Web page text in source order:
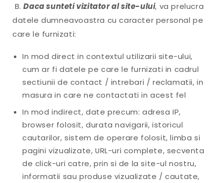
B.Daca sunteti vizitator al site-ului, va prelucra
datele dumneavoastra cu caracter personal pe
care le furnizati:
In mod direct in contextul utilizarii site-ului,
cum ar fi datele pe care le furnizati in cadrul
sectiunii de contact / intrebari / reclamatii, in
masura in care ne contactati in acest fel
In mod indirect, date precum: adresa IP,
browser folosit, durata navigarii, istoricul
cautarilor, sistem de operare folosit, limba si
pagini vizualizate, URL-uri complete, secventa
de click-uri catre, prin si de la site-ul nostru,
informatii sau produse vizualizate / cautate,